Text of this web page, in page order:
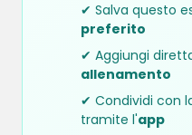
✔ Salva questo
preferito
✔ Aggiungi
allenamento
✔ Condividi con
tramite l'app